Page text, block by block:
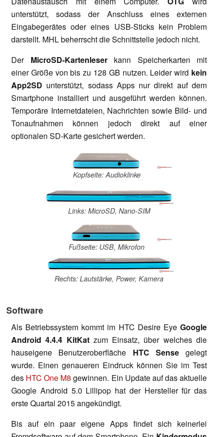
unterstützt, sodass der Anschluss eines externen
Eingabegerätes oder eines USB-Sticks kein Problem
darstellt. MHL beherrscht die Schnittstelle jedoch nicht.
Der MicroSD-Kartenleserkann Speicherkarten mit
einer Größe von bis zu 128 GB nutzen. Leider wird kein
App2SD unterstützt, sodass Apps nur direkt auf dem
Smartphone installiert und ausgeführt werden können.
Temporäre Internetdateien, Nachrichten sowie Bild- und
Tonaufnahmen können jedoch direkt auf einer
optionalen SD-Karte gesichert werden.
Kopfseite: Audioklinke
Links: MicroSD, Nano-SIM
Fußseite: USB, Mikrofon
Rechts: Lautstärke, Power, Kamera
Software
Als Betriebssystem kommt im HTC Desire Eye Google
Android 4.4.4 KitKatzum Einsatz, über welches die
hauseigene Benutzeroberfläche HTC Sensegelegt
wurde. Einen genaueren Eindruck können Sie im Test
des HTC One M8 gewinnen. Ein Update auf das aktuelle
Google Android 5.0 Lillipop hat der Hersteller für das
erste Quartal 2015 angekündigt.
Bis auf ein paar eigene Apps findet sich keinerlei